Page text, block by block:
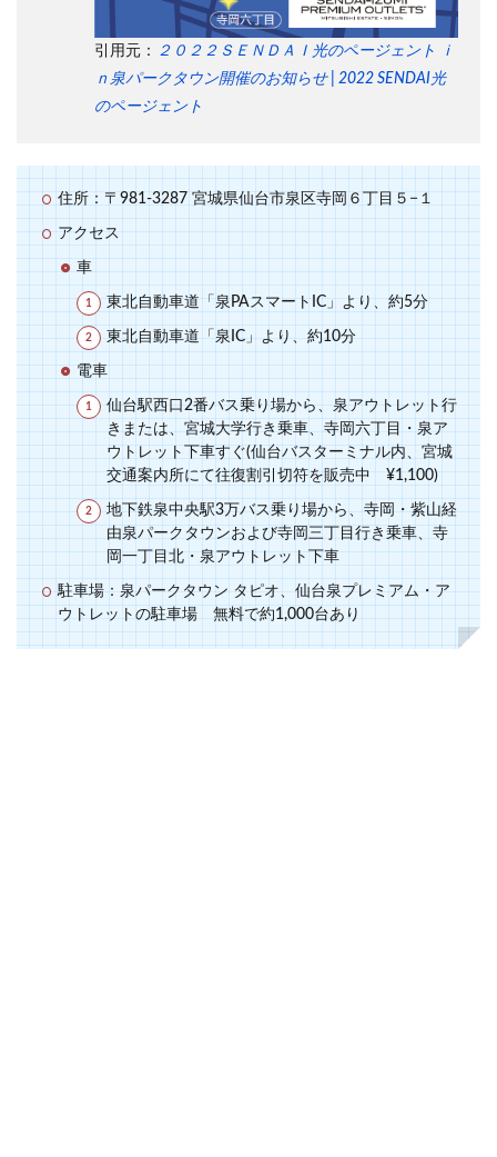
引用元：
２０２２ＳＥＮＤＡＩ光のページェント ｉ
ｎ泉パークタウン開催のお知らせ | 2022 SENDAI光
のページェント
住所：〒981-3287 宮城県仙台市泉区寺岡６丁目５−１
アクセス
車
東北自動車道「泉PAスマートIC」より、約5分
東北自動車道「泉IC」より、約10分
電車
仙台駅西口2番バス乗り場から、泉アウトレット行
きまたは、宮城大学行き乗車、寺岡六丁目・泉ア
ウトレット下車すぐ(仙台バスターミナル内、宮城
交通案内所にて往復割引切符を販売中 ¥1,100)
地下鉄泉中央駅3万バス乗り場から、寺岡・紫山経
由泉パークタウンおよび寺岡三丁目行き乗車、寺
岡一丁目北・泉アウトレット下車
駐車場：泉パークタウン タピオ、仙台泉プレミアム・ア
ウトレットの駐車場 無料で約1,000台あり